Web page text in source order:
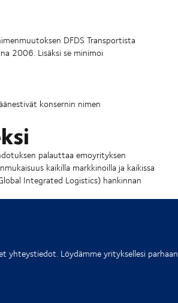
DFDS Transportista
2006. Lisäksi se minimoi
konsernin nimen
palauttaa emoyrityksen
kaikilla markkinoilla ja kaikissa
Integrated Logistics) hankinnan
yhteystiedot. Löydämme yrityksellesi parhaan